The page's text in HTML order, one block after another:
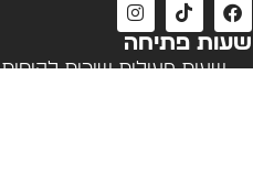
שעות פתיחה
שעות פעילות שירות לקוחות